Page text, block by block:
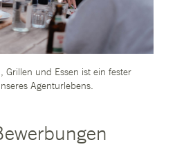
Grillen und Essen ist ein fester
Agenturlebens.